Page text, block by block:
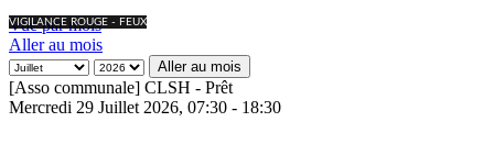
VIGILANCE ROUGE - FEUX
Vue par mois
Aller au mois
Aller au mois
[Asso communale] CLSH - Prêt
Mercredi 29 Juillet 2026, 07:30 - 18:30